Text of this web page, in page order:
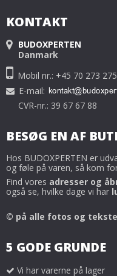
KONTAKT
BUDOXPERTEN
Danmark
Mobil nr.: +45 70 273 275
E-mail:
CVR-nr.: 39 67 67 88
BESØG EN AF
Hos BUDOXPERTEN er
og føle på varen, så kom
Find vores adresser og
også se, hvilke dage vi har
© på alle fotos og
5 GODE GRUNDE
Vi har varerne på lager